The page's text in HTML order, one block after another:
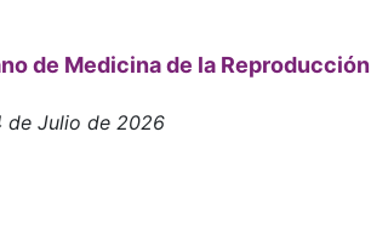
de Medicina de la Reproducción
de Julio de 2026